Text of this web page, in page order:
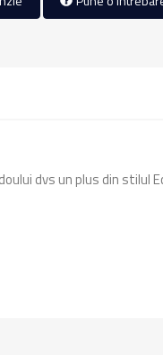
dvs un plus din stilul